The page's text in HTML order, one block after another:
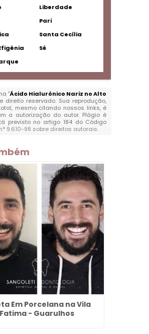
Liberdade
Pari
Santa Cecília
Sé
"Ácido Hialurônico Nariz no Alto
direito reservado. Sua reprodução,
mesmo citando nossos links, é
a autorização do autor. Plágio é
previsto no artigo 184 do Código
9.610-98 sobre direitos autorais.
Em Porcelana na Vila
Fatima - Guarulhos